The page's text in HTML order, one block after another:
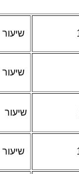
שיעור
שיעור
שיעור
שיעור